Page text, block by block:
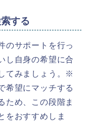
する
のサポートを行っ
し自身の希望に合
てみましょう。※
希望にマッチする
ため、この段階ま
をおすすめしま